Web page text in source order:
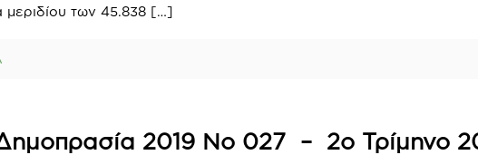
των 45.838[…]
Δημοπρασία 2019 Νο 027 – 2ο Τρίμηνο